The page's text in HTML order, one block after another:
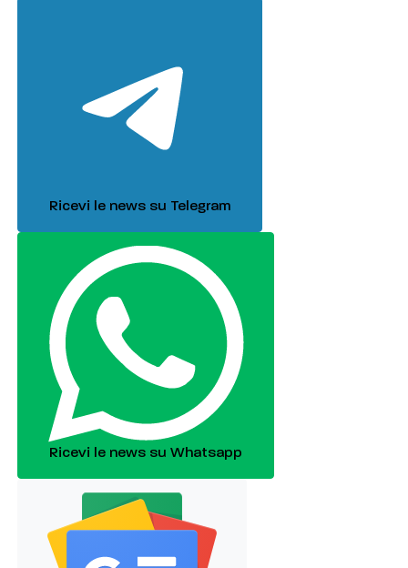
Ricevi le news su Telegram
Ricevi le news su Whatsapp